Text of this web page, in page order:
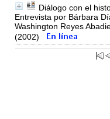
Diálogo con el
Entrevista por Bárbara
Washington Reyes
(2002)